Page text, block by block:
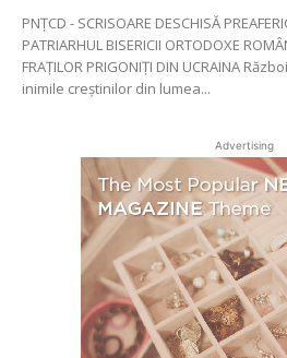
PNȚCD - SCRISOARE DESCHISĂ
PATRIARHUL BISERICII ORTODOXE
FRAȚILOR PRIGONIȚI DIN UCRAINA
inimile creștinilor din lumea...
Advertising